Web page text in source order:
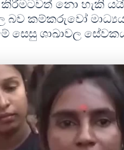
නො හැකි යයි
බව කම්කරුවෝ
සෙසු ශාඛාවල